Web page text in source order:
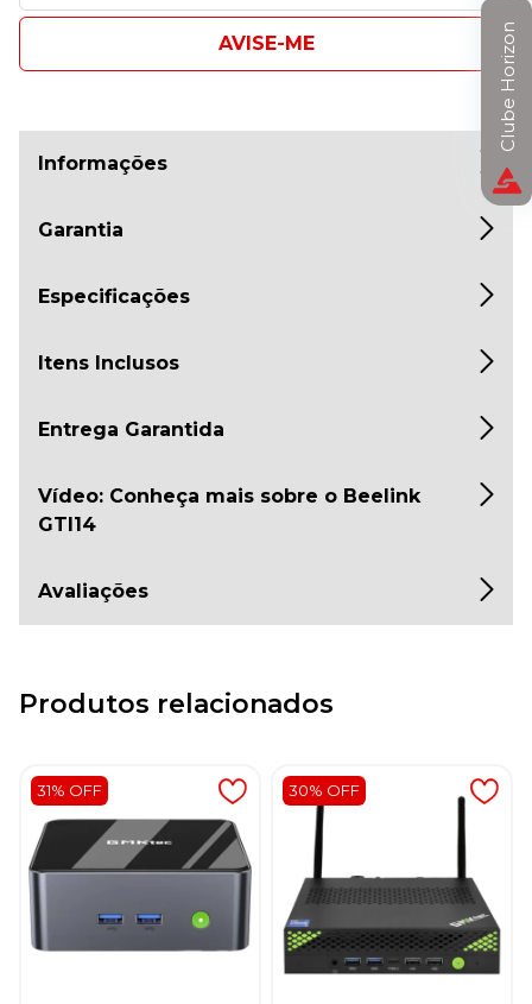
AVISE-ME
Informações
Garantia
Especificações
Itens Inclusos
Entrega Garantida
Vídeo: Conheça mais sobre o Beelink
GTI14
Avaliações
Produtos relacionados
31% OFF 30% OFF
Clube Horizon